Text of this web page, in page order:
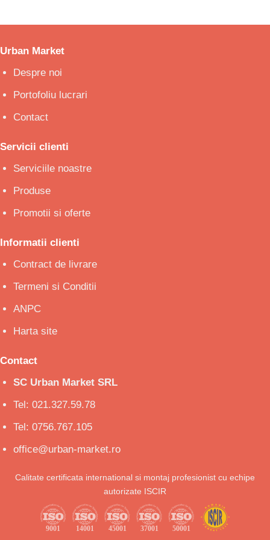
Urban Market
Despre noi
Portofoliu lucrari
Contact
Servicii clienti
Serviciile noastre
Produse
Promotii si oferte
Informatii clienti
Contract de livrare
Termeni si Conditii
ANPC
Harta site
Contact
SC Urban Market SRL
Tel: 021.327.59.78
Tel: 0756.767.105
office@urban-market.ro
Calitate certificata international si montaj profesionist cu echipe
autorizate ISCIR